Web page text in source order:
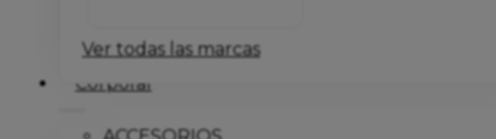
Ver todas las marcas
Corporal